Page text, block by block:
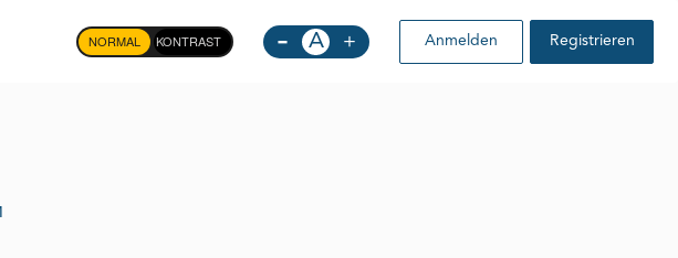
NORMAL KONTRAST - A + Anmelden Registrieren